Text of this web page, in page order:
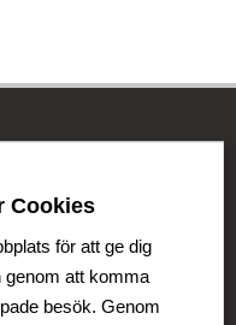
företagsgrupp med
Storbritannien,
Koncernen
Division, Be-
Cookies
för att ge dig
genom att komma
besök. Genom